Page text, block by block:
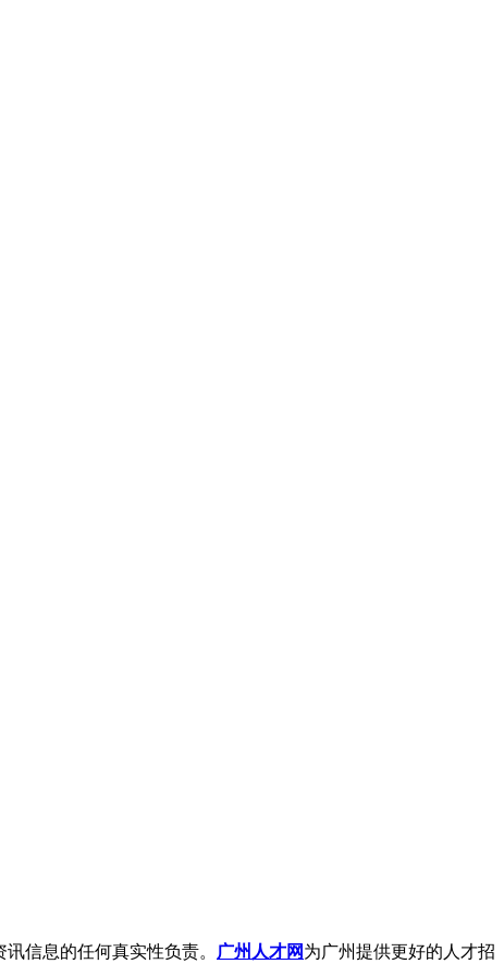
信息的任何真实性负责。 广州人才网为广州提供更好的人才招